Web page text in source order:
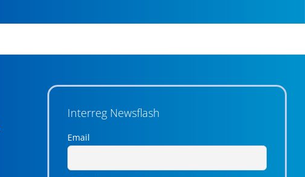
Interreg Newsflash
Email